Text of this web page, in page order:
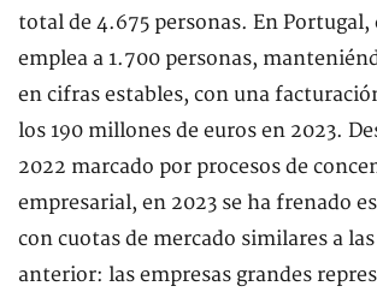
total de 4.675 personas. En Portugal,
emplea a 1.700 personas,
en cifras estables, con una
los 190 millones de euros en 2023.
2022 marcado por procesos de
empresarial, en 2023 se ha frenado
con cuotas de mercado similares a
anterior: las empresas grandes